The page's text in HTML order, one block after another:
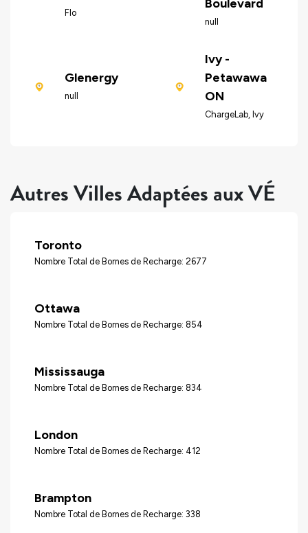
Flo
Boulevard
null
Glenergy
null
Ivy -
Petawawa
ON
ChargeLab, Ivy
Autres Villes Adaptées aux VÉ
Toronto
Nombre Total de Bornes de Recharge: 2677
Ottawa
Nombre Total de Bornes de Recharge: 854
Mississauga
Nombre Total de Bornes de Recharge: 834
London
Nombre Total de Bornes de Recharge: 412
Brampton
Nombre Total de Bornes de Recharge: 338